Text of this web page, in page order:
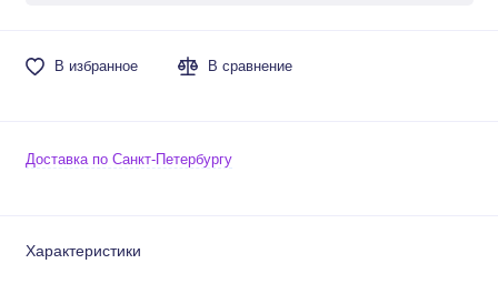
В избранное В сравнение
Доставка по Санкт-Петербургу
Характеристики